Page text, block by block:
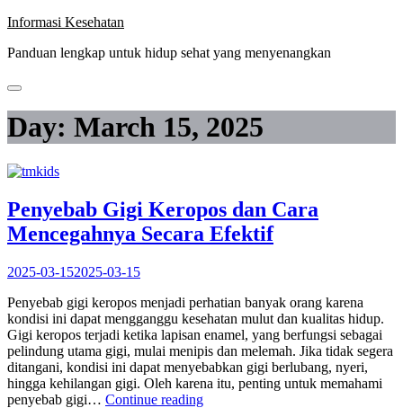
Skip
content
Informasi Kesehatan
Panduan lengkap untuk hidup sehat yang menyenangkan
Day: March 15, 2025
Penyebab Gigi Keropos dan Cara
Mencegahnya Secara Efektif
2025-03-152025-03-15
Penyebab gigi keropos menjadi perhatian banyak orang karena
kondisi ini dapat mengganggu kesehatan mulut dan kualitas hidup.
Gigi keropos terjadi ketika lapisan enamel, yang berfungsi sebagai
pelindung utama gigi, mulai menipis dan melemah. Jika tidak segera
ditangani, kondisi ini dapat menyebabkan gigi berlubang, nyeri,
hingga kehilangan gigi. Oleh karena itu, penting untuk memahami
penyebab gigi… Continue reading“Penyebab